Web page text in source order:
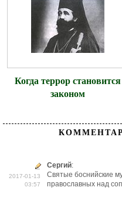
Когда террор становится
законом
2017-01-13
03:57
Сергий:
Святые боснийские
православных над